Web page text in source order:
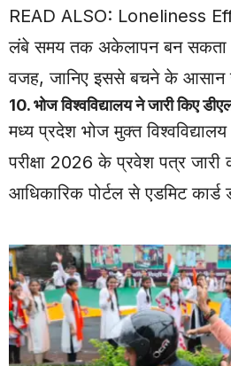
READ ALSO: Loneliness
लंबे समय तक अकेलापन बन सकता है
वजह, जानिए इससे बचने के आसान
10. भोज विश्वविद्यालय ने जारी किए
मध्य प्रदेश भोज मुक्त
परीक्षा 2026 के प्रवेश पत्र जारी
आधिकारिक पोर्टल से एडमिट